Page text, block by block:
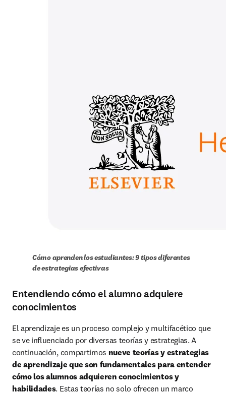
Cómo aprenden los estudiantes: 9 tipos diferentes
de estrategias efectivas
Entendiendo cómo el alumno adquiere
conocimientos
El aprendizaje es un proceso complejo y multifacético que
se ve influenciado por diversas teorías y estrategias. A
continuación, compartimos nueve teorías y estrategias
de aprendizaje que son fundamentales para entender
cómo los alumnos adquieren conocimientos y
habilidades. Estas teorías no solo ofrecen un marco